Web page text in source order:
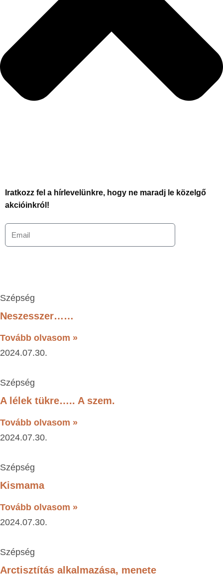
Iratkozz fel a hírlevelünkre, hogy ne maradj le közelgő
akcióinkról!
Szépség
Neszesszer……
Tovább olvasom »
2024.07.30.
Szépség
A lélek tükre….. A szem.
Tovább olvasom »
2024.07.30.
Szépség
Kismama
Tovább olvasom »
2024.07.30.
Szépség
Arctisztítás alkalmazása, menete